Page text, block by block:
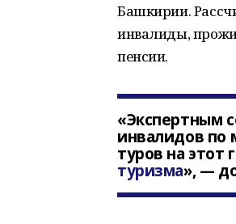
Башкирии.
инвалиды,
пенсии.
«Экспертным
инвалидов по
туров на этот
туризма», —